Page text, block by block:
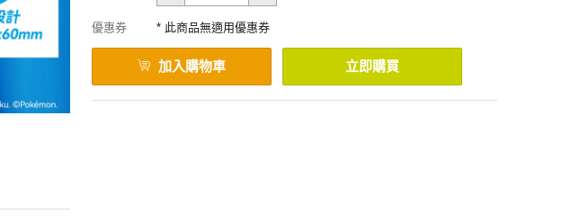
優惠券 * 此商品無適用優惠券
加入購物車 立即購買